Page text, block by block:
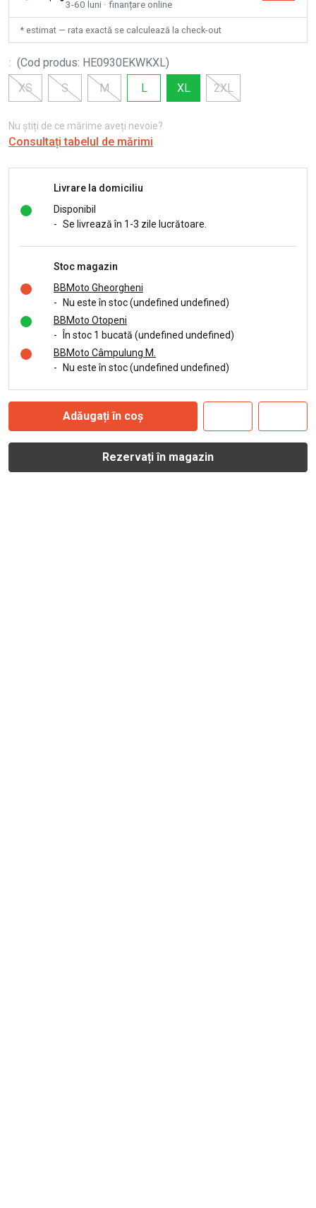
3-60 luni · finanțare online
* estimat — rata exactă se calculează la check-out
: (Cod produs: HE0930EKWKXL)
XS
S M L XL 2XL
Nu știți de ce mărime aveți nevoie?
Consultați tabelul de mărimi
Livrare la domiciliu
Disponibil
- Se livrează în 1-3 zile lucrătoare.
Stoc magazin
BBMoto Gheorgheni
-
Nu este în stoc (undefined undefined)
BBMoto Otopeni
-
În stoc 1 bucată (undefined undefined)
BBMoto Câmpulung M.
-
Nu este în stoc (undefined undefined)
Adăugați în coș
Rezervați în magazin